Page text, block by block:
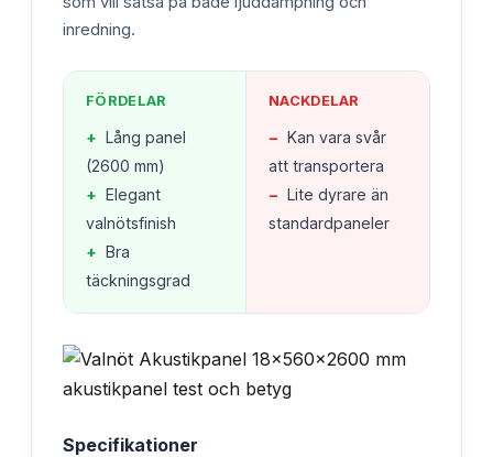
inredning.
FÖRDELAR
+ Lång panel
(2600 mm)
+ Elegant
valnötsfinish
+ Bra
täckningsgrad
NACKDELAR
− Kan vara svår
att transportera
− Lite dyrare än
standardpaneler
Specifikationer